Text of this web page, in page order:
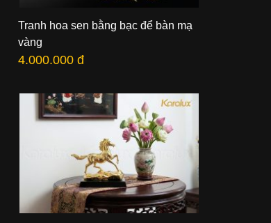
Tranh hoa sen bằng bạc để bàn mạ
vàng
4.000.000 đ